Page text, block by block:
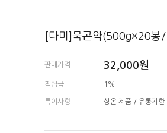
[다미]묵곤약(500g×20봉
판매가격 32,000원
적립금 1%
특이사항 상온 제품 / 유통기한